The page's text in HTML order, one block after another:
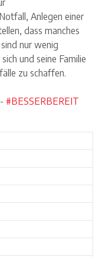
Anlegen einer
dass manches
nur wenig
und seine Familie
zu schaffen.
#BESSERBEREIT